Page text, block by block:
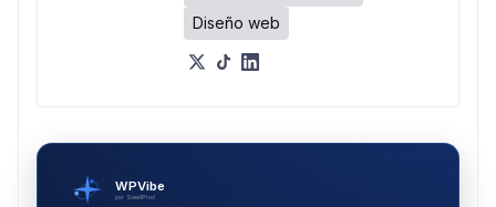
Diseño web
WPVibe
por SeedProd